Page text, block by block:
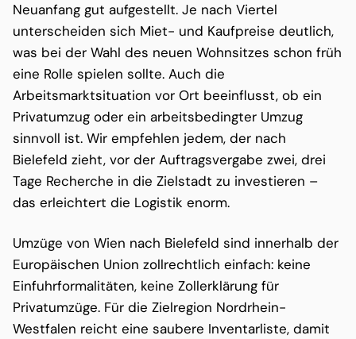
Neuanfang gut aufgestellt. Je nach Viertel
unterscheiden sich Miet- und Kaufpreise deutlich,
was bei der Wahl des neuen Wohnsitzes schon früh
eine Rolle spielen sollte. Auch die
Arbeitsmarktsituation vor Ort beeinflusst, ob ein
Privatumzug oder ein arbeitsbedingter Umzug
sinnvoll ist. Wir empfehlen jedem, der nach
Bielefeld zieht, vor der Auftragsvergabe zwei, drei
Tage Recherche in die Zielstadt zu investieren –
das erleichtert die Logistik enorm.
Umzüge von Wien nach Bielefeld sind innerhalb der
Europäischen Union zollrechtlich einfach: keine
Einfuhrformalitäten, keine Zollerklärung für
Privatumzüge. Für die Zielregion Nordrhein-
Westfalen reicht eine saubere Inventarliste, damit